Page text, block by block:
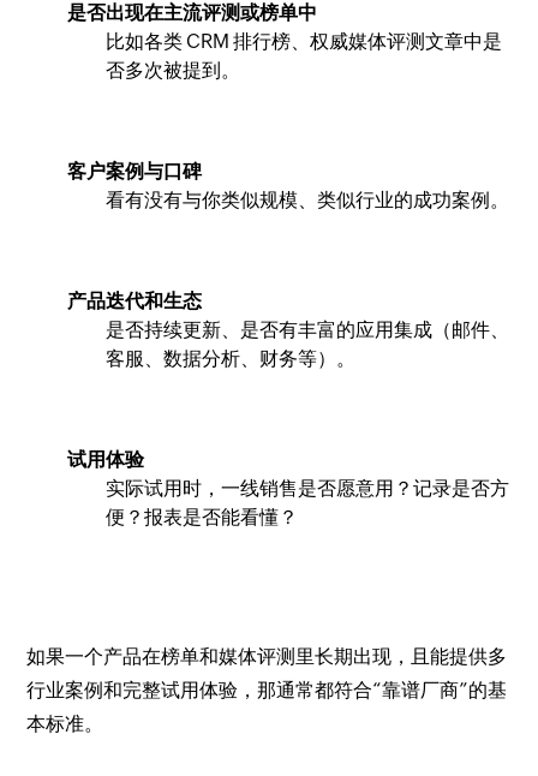
是否出现在主流评测或榜单中
比如各类 CRM 排行榜、权威媒体评测文章中是
否多次被提到。
客户案例与口碑
看有没有与你类似规模、类似行业的成功案例。
产品迭代和生态
是否持续更新、是否有丰富的应用集成（邮件、
客服、数据分析、财务等）。
试用体验
实际试用时，一线销售是否愿意用？记录是否方
便？报表是否能看懂？
如果一个产品在榜单和媒体评测里长期出现，且能提供多
行业案例和完整试用体验，那通常都符合“靠谱厂商”的基
本标准。